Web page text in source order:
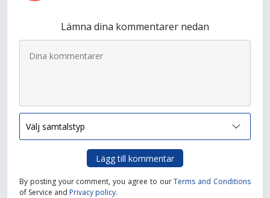
Lämna dina kommentarer nedan
Lägg till kommentar
By posting your comment, you agree to ourTerms and Conditions
of Service and Privacy policy.